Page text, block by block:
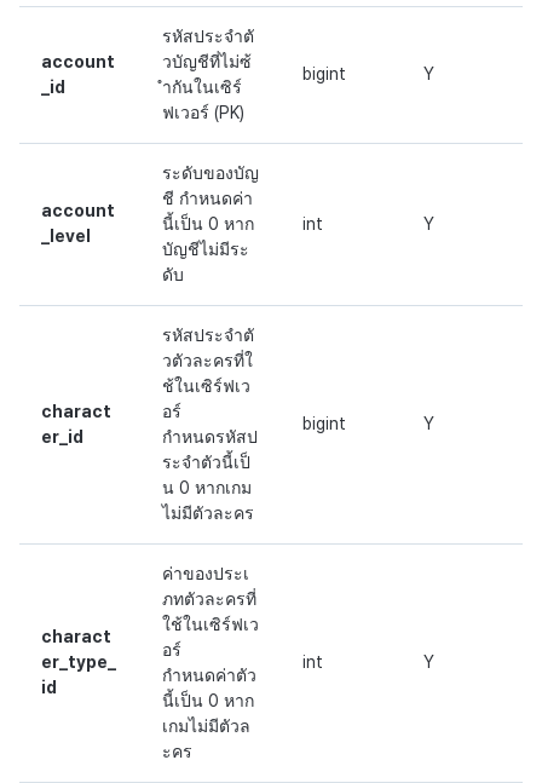
account
_id
รหัสประจำตั
วบัญชีที่ไม่ซ้
ำกันในเซิร์
ฟเวอร์ (PK)
bigint Y
account
_level
ระดับของบัญ
ชี กำหนดค่า
นี้เป็น 0 หาก
บัญชีไม่มีระ
ดับ
int Y
charact
er_id
รหัสประจำตั
วตัวละครที่ใ
ช้ในเซิร์ฟเว
อร์
กำหนดรหัสป
ระจำตัวนี้เป็
น 0 หากเกม
ไม่มีตัวละคร
bigint Y
charact
er_type_
id
ค่าของประเ
ภทตัวละครที่
ใช้ในเซิร์ฟเว
อร์
กำหนดค่าตัว
นี้เป็น 0 หาก
เกมไม่มีตัวล
ะคร
int Y